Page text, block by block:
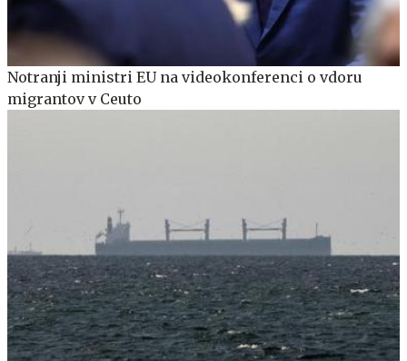
Notranji ministri EU na videokonferenci o vdoru
migrantov v Ceuto